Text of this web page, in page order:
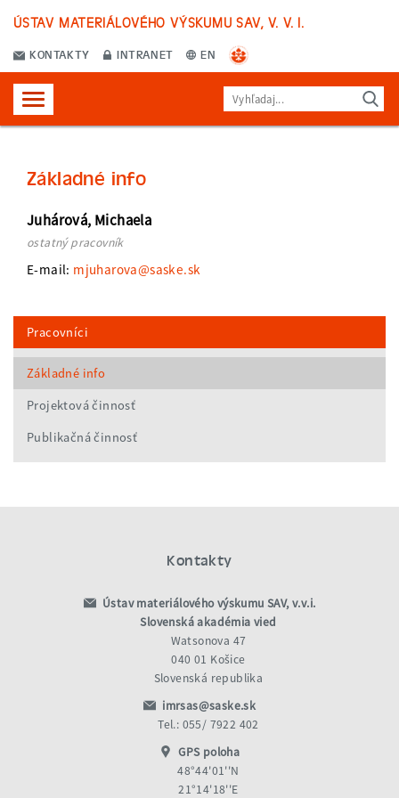
ÚSTAV MATERIÁLOVÉHO VÝSKUMU SAV, V. V. I.
KONTAKTY INTRANET EN
Základné info
Juhárová, Michaela
ostatný pracovník
E-mail: mjuharova@saske.sk
Pracovníci
Základné info
Projektová činnosť
Publikačná činnosť
Kontakty
Ústav materiálového výskumu SAV, v.v.i.
Slovenská akadémia vied
Watsonova 47
040 01 Košice
Slovenská republika
imrsas@saske.sk
Tel.: 055/ 7922 402
GPS poloha
48°44'01''N
21°14'18''E